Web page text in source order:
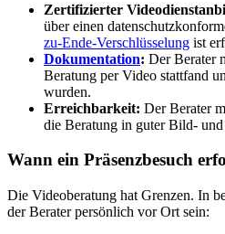
Zertifizierter
über einen
zu-Ende-Verschlüsselung ist
Dokumentation: Der Berater
Beratung per Video stattfand
wurden.
Erreichbarkeit: Der Berater
die Beratung in guter Bild-
Wann ein Präsenzbesuch
Die Videoberatung hat Grenzen. In
der Berater persönlich vor Ort sein: